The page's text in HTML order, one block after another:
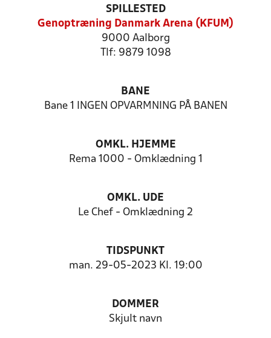
SPILLESTED
Genoptræning Danmark Arena (KFUM)
9000 Aalborg
Tlf: 9879 1098
BANE
Bane 1 INGEN OPVARMNING PÅ BANEN
OMKL. HJEMME
Rema 1000 - Omklædning 1
OMKL. UDE
Le Chef - Omklædning 2
TIDSPUNKT
man. 29-05-2023 Kl. 19:00
DOMMER
Skjult navn